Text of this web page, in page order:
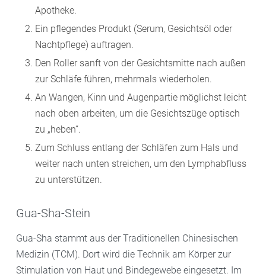
Apotheke.
Ein pflegendes Produkt (Serum, Gesichtsöl oder
Nachtpflege) auftragen.
Den Roller sanft von der Gesichtsmitte nach außen
zur Schläfe führen, mehrmals wiederholen.
An Wangen, Kinn und Augenpartie möglichst leicht
nach oben arbeiten, um die Gesichtszüge optisch
zu „heben“.
Zum Schluss entlang der Schläfen zum Hals und
weiter nach unten streichen, um den Lymphabfluss
zu unterstützen.
Gua-Sha-Stein
Gua-Sha stammt aus der Traditionellen Chinesischen
Medizin (TCM). Dort wird die Technik am Körper zur
Stimulation von Haut und Bindegewebe eingesetzt. Im